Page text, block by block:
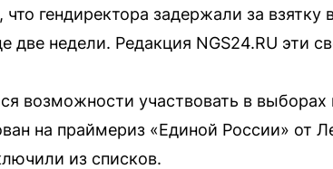
гендиректора задержали за
две недели. Редакция NGS24.RU эти
возможности участвовать в выборах
на праймериз «Единой России» от
из списков.